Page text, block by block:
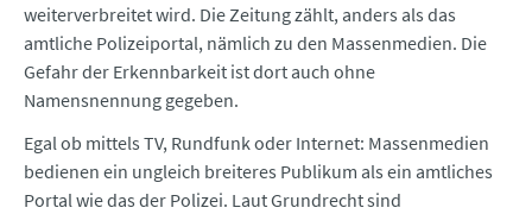
weiterverbreitet wird. Die Zeitung zählt, anders als das
amtliche Polizeiportal, nämlich zu den Massenmedien. Die
Gefahr der Erkennbarkeit ist dort auch ohne
Namensnennung gegeben.
Egal ob mittels TV, Rundfunk oder Internet: Massenmedien
bedienen ein ungleich breiteres Publikum als ein amtliches
Portal wie das der Polizei. Laut Grundrecht sind